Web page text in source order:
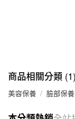
商品相關分類 (1)
美容保養 臉部保養